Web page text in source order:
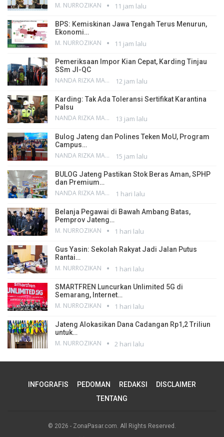
M. NURROZIKAN 11 jam lalu
BPS: Kemiskinan Jawa Tengah Terus Menurun,
Ekonomi…
M. NURROZIKAN 11 jam lalu
Pemeriksaan Impor Kian Cepat, Karding Tinjau
SSm JI-QC
NANDA RIZKA MAHENDRA 12 jam lalu
Karding: Tak Ada Toleransi Sertifikat Karantina
Palsu
NANDA RIZKA MAHENDRA 13 jam lalu
Bulog Jateng dan Polines Teken MoU, Program
Campus…
NANDA RIZKA MAHENDRA 15 jam lalu
BULOG Jateng Pastikan Stok Beras Aman, SPHP
dan Premium…
NANDA RIZKA MAHENDRA 1 hari lalu
Belanja Pegawai di Bawah Ambang Batas,
Pemprov Jateng…
M. NURROZIKAN 1 hari lalu
Gus Yasin: Sekolah Rakyat Jadi Jalan Putus
Rantai…
M. NURROZIKAN 1 hari lalu
SMARTFREN Luncurkan Unlimited 5G di
Semarang, Internet…
M. NURROZIKAN 1 hari lalu
Jateng Alokasikan Dana Cadangan Rp1,2 Triliun
untuk…
M. NURROZIKAN 2 hari lalu
INFOGRAFIS PEDOMAN REDAKSI
DISCLAIMER
TENTANG
© 2026 - ZonaPasar.com. All Rights Reserved.